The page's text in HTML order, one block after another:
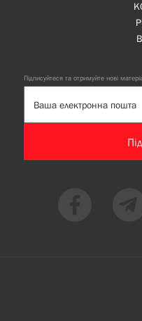
Підписуйтеся та отримуйте нові